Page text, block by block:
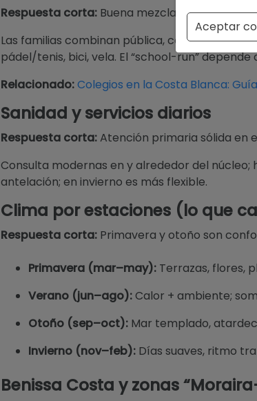
Respuesta corta: Buena mezcla de opciones
Las familias combinan pública, concertada e
pádel/tenis, bici, vela. El “school-run”
Relacionado:Colegios en la Costa Blanca: Guía
Sanidad y servicios diarios
Respuesta corta:Atención primaria sólida en
Consulta modernas en y alrededor del
antelación; en invierno es más flexible.
Clima por estaciones (lo que
Respuesta corta: Primavera y otoño son
Primavera (mar–may): Terrazas, flores,
Verano (jun–ago):Calor + ambiente;
Otoño (sep–oct): Mar templado,
Invierno (nov–feb): Días suaves, ritmo
Benissa Costa y zonas
Aceptar